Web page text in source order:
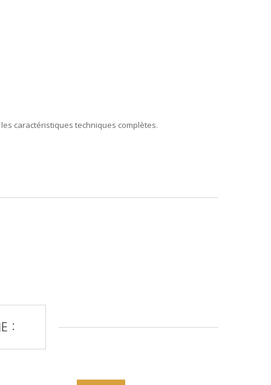
caractéristiques techniques complètes.
: